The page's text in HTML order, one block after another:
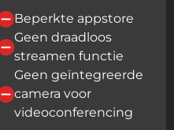
Beperkte appstore
Geen draadloos
streamen functie
Geen geïntegreerde
camera voor
videoconferencing